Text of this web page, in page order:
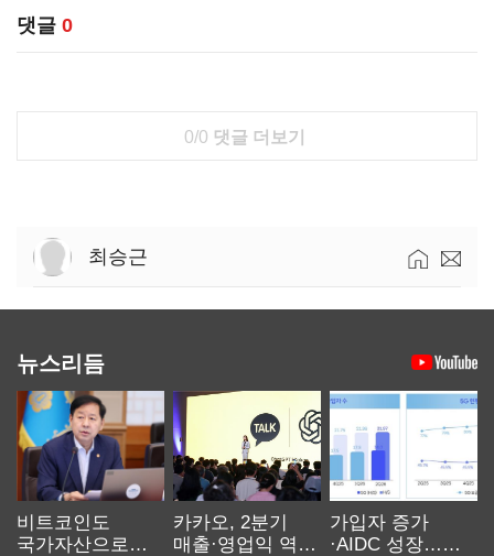
댓글 0
0/0 댓글 더보기
최승근
뉴스리듬
비트코인도
국가자산으로…'
카카오, 2분기
매출·영업익 역대
가입자 증가
·AIDC 성장…